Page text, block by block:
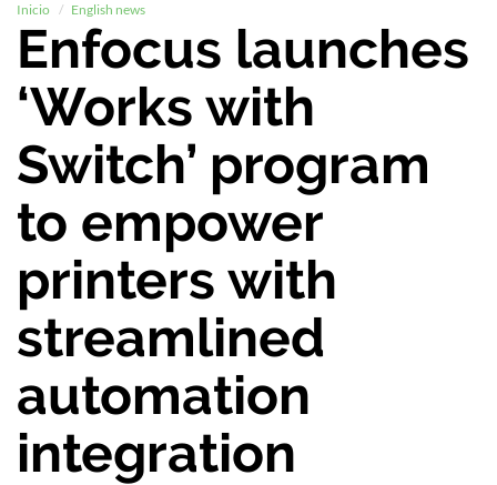
Inicio English news
Enfocus launches
‘Works with
Switch’ program
to empower
printers with
streamlined
automation
integration